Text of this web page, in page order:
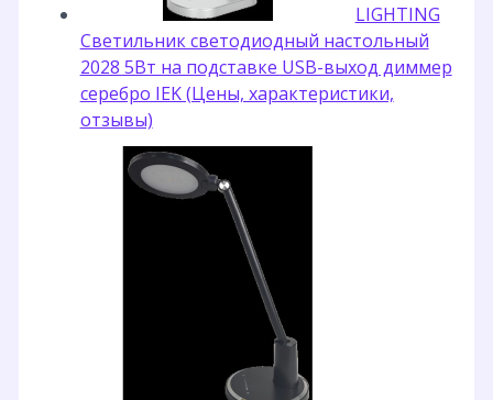
LIGHTING
Светильник светодиодный настольный
2028 5Вт на подставке USB-выход диммер
серебро IEK (Цены, характеристики,
отзывы)